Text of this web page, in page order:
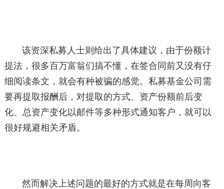
该资深私募人士则给出了具体建议，由于份额计
提法，很多百万富翁们搞不懂，在签合同前又没有仔
细阅读条文，就会有种被骗的感觉。私募基金公司需
要再提取报酬后，对提取的方式、资产份额前后变
化、总资产变化以邮件等多种形式通知客户，就可以
很好规避相关矛盾。
然而解决上述问题的最好的方式就是在每周向客